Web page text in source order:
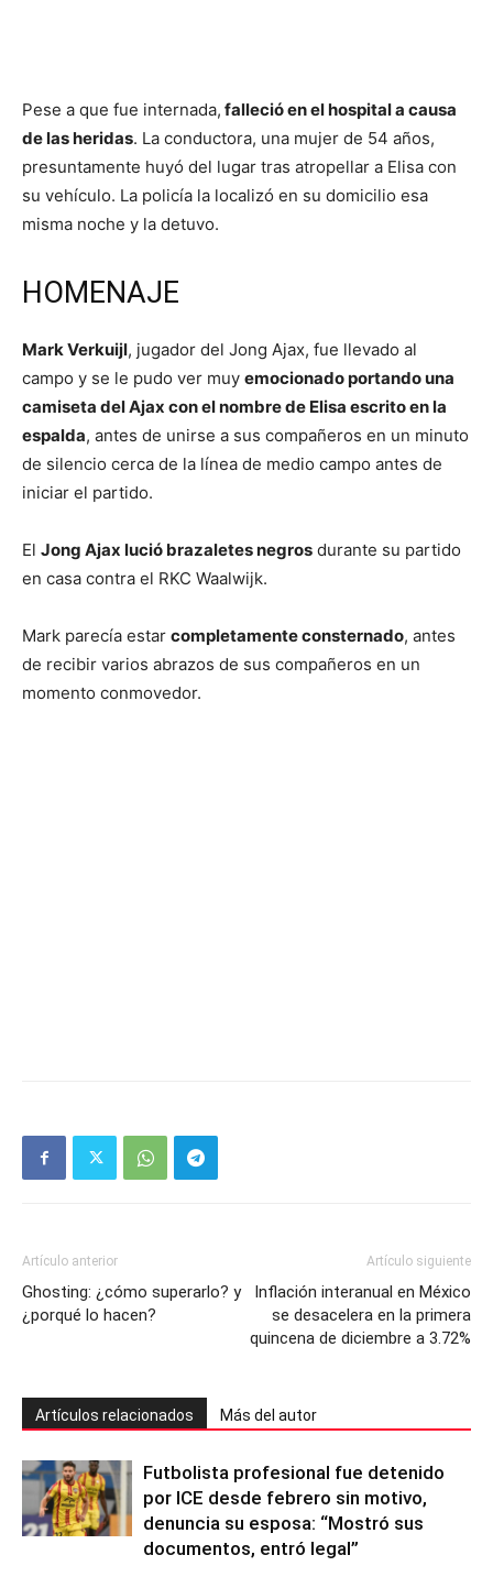
Pese a que fue internada, falleció en el hospital a causa
de las heridas. La conductora, una mujer de 54 años,
presuntamente huyó del lugar tras atropellar a Elisa con
su vehículo. La policía la localizó en su domicilio esa
misma noche y la detuvo.
HOMENAJE
Mark Verkuijl, jugador del Jong Ajax, fue llevado al
campo y se le pudo ver muy emocionado portando una
camiseta del Ajax con el nombre de Elisa escrito en la
espalda, antes de unirse a sus compañeros en un minuto
de silencio cerca de la línea de medio campo antes de
iniciar el partido.
El Jong Ajax lució brazaletes negros durante su partido
en casa contra el RKC Waalwijk.
Mark parecía estar completamente consternado, antes
de recibir varios abrazos de sus compañeros en un
momento conmovedor.
Artículo anterior
Ghosting: ¿cómo superarlo? y
¿porqué lo hacen?
Artículo siguiente
Inflación interanual en México
se desacelera en la primera
quincena de diciembre a 3.72%
Artículos relacionados Más del autor
Futbolista profesional fue detenido
por ICE desde febrero sin motivo,
denuncia su esposa: “Mostró sus
documentos, entró legal”